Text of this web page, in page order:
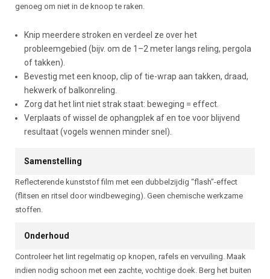
genoeg om niet in de knoop te raken.
Knip meerdere stroken en verdeel ze over het
probleemgebied (bijv. om de 1–2 meter langs reling, pergola
of takken).
Bevestig met een knoop, clip of tie-wrap aan takken, draad,
hekwerk of balkonreling.
Zorg dat het lint niet strak staat: beweging = effect.
Verplaats of wissel de ophangplek af en toe voor blijvend
resultaat (vogels wennen minder snel).
Samenstelling
Reflecterende kunststof film met een dubbelzijdig “flash”-effect
(flitsen en ritsel door windbeweging). Geen chemische werkzame
stoffen.
Onderhoud
Controleer het lint regelmatig op knopen, rafels en vervuiling. Maak
indien nodig schoon met een zachte, vochtige doek. Berg het buiten